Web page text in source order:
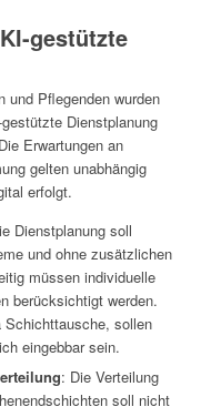
gestützte
und Pflegenden wurden
Dienstplanung
Erwartungen an
gelten unabhängig
erfolgt.
Dienstplanung soll
und ohne zusätzlichen
müssen individuelle
berücksichtigt werden.
Schichttausche, sollen
eingebbar sein.
: Die Verteilung
soll nicht